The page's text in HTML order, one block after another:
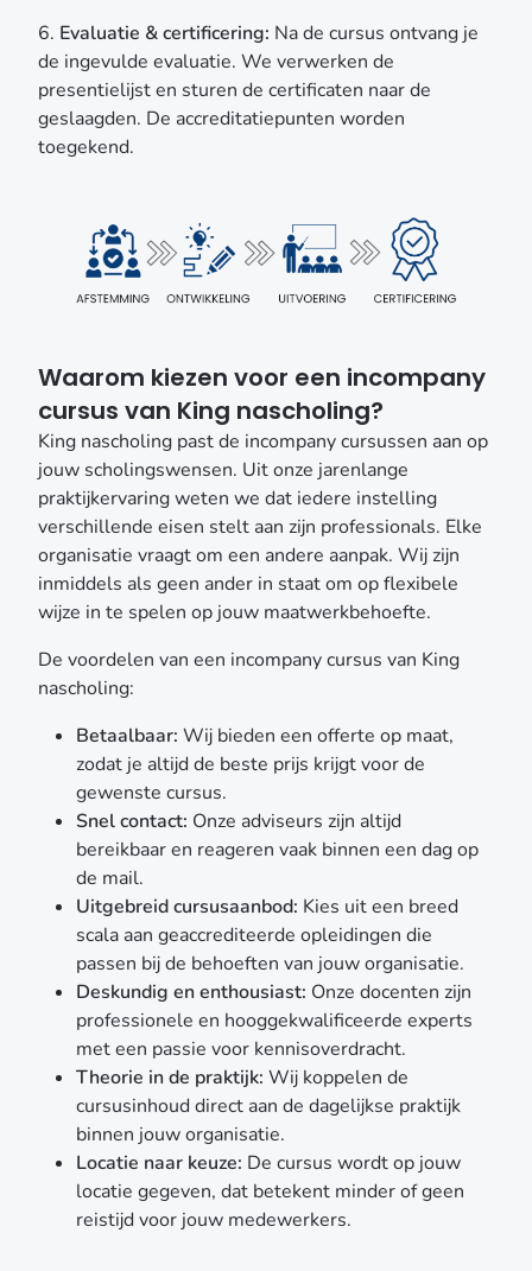
6. Evaluatie & certificering: Na de cursus ontvang je
de ingevulde evaluatie. We verwerken de
presentielijst en sturen de certificaten naar de
geslaagden. De accreditatiepunten worden
toegekend.
Waarom kiezen voor een incompany
cursus van King nascholing?
King nascholing past de incompany cursussen aan op
jouw scholingswensen. Uit onze jarenlange
praktijkervaring weten we dat iedere instelling
verschillende eisen stelt aan zijn professionals. Elke
organisatie vraagt om een andere aanpak. Wij zijn
inmiddels als geen ander in staat om op flexibele
wijze in te spelen op jouw maatwerkbehoefte.
De voordelen van een incompany cursus van King
nascholing:
Betaalbaar: Wij bieden een offerte op maat,
zodat je altijd de beste prijs krijgt voor de
gewenste cursus.
Snel contact: Onze adviseurs zijn altijd
bereikbaar en reageren vaak binnen een dag op
de mail.
Uitgebreid cursusaanbod: Kies uit een breed
scala aan geaccrediteerde opleidingen die
passen bij de behoeften van jouw organisatie.
Deskundig en enthousiast: Onze docenten zijn
professionele en hooggekwalificeerde experts
met een passie voor kennisoverdracht.
Theorie in de praktijk: Wij koppelen de
cursusinhoud direct aan de dagelijkse praktijk
binnen jouw organisatie.
Locatie naar keuze: De cursus wordt op jouw
locatie gegeven, dat betekent minder of geen
reistijd voor jouw medewerkers.